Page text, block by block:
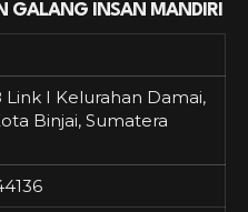
GALANG INSAN MANDIRI
Link I Kelurahan Damai,
Binjai, Sumatera